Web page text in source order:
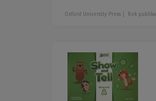
Oxford University Press Rok